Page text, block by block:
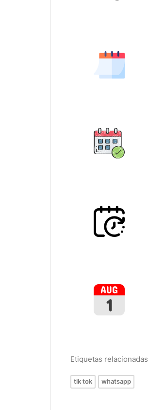
Etiquetas relacionadas
tik tok whatsapp